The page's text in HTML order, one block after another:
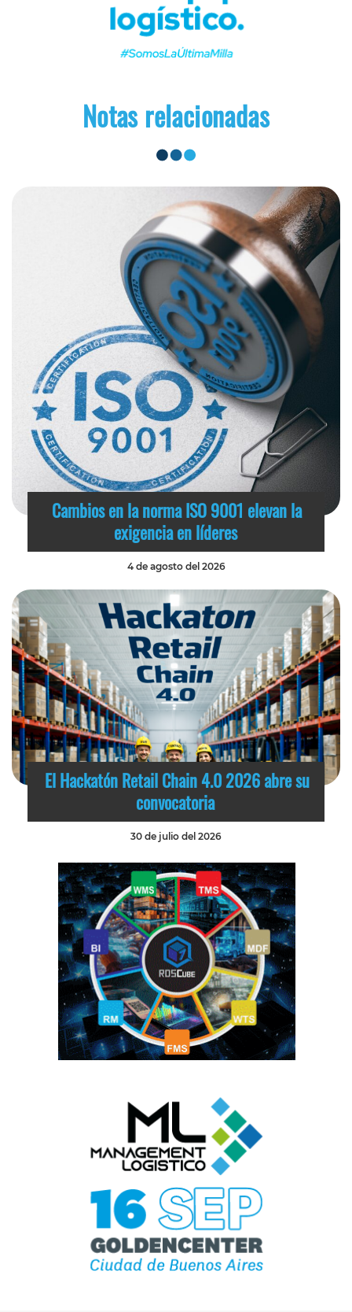
Notas relacionadas
Cambios en la norma ISO 9001 elevan la
exigencia en líderes
4 de agosto del 2026
El Hackatón Retail Chain 4.0 2026 abre su
convocatoria
30 de julio del 2026